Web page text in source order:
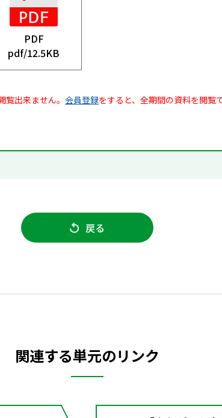
PDF
pdf/12.5KB
出来ません。 会員登録をすると、全期間の資料を閲覧
戻る
関連する単元のリンク